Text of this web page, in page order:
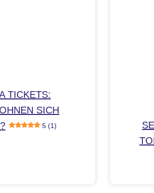
TICKETS:
SICH
5 (1)